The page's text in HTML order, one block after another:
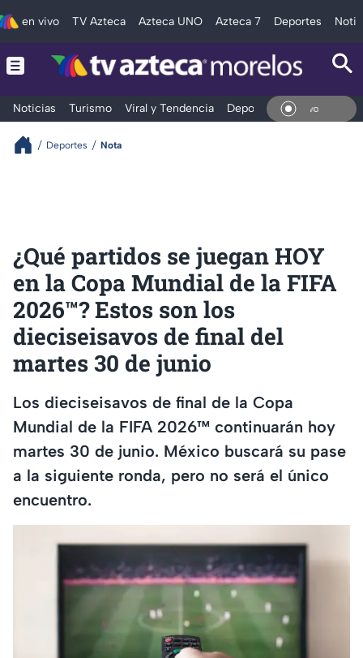
en vivo TV Azteca Azteca UNO Azteca 7 Deportes
Noticias Turismo Viral y Tendencia Deportes Espectáculos
En
Deportes Nota
¿Qué partidos se juegan HOY
en la Copa Mundial de la FIFA
2026™? Estos son los
dieciseisavos de final del
martes 30 de junio
Los dieciseisavos de final de la Copa
Mundial de la FIFA 2026™ continuarán hoy
martes 30 de junio. México buscará su pase
a la siguiente ronda, pero no será el único
encuentro.